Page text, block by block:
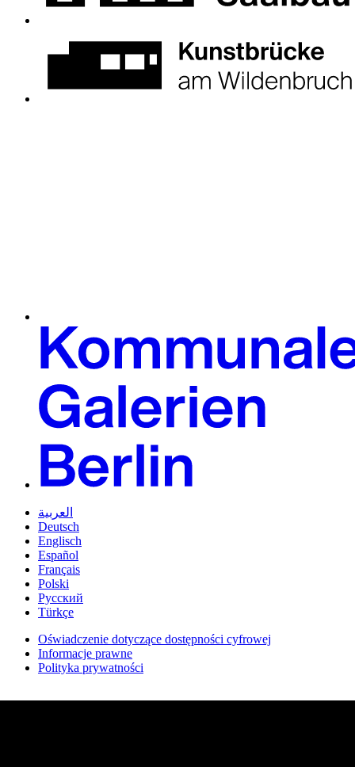
العربية
Deutsch
Englisch
Español
Français
Polski
Русский
Türkçe
Oświadczenie dotyczące dostępności cyfrowej
Informacje prawne
Polityka prywatności